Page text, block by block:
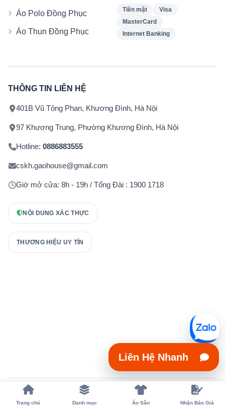
Áo Polo Đồng Phục
Áo Thun Đồng Phục
Tiền mặt
Visa
MasterCard
Internet Banking
THÔNG TIN LIÊN HỆ
401B Vũ Tông Phan, Khương Đình, Hà Nội
97 Khương Trung, Phường Khương Đình, Hà Nội
Hotline: 0886883555
cskh.gaohouse@gmail.com
Giờ mở cửa: 8h - 19h / Tổng Đài : 1900 1718
NỘI DUNG XÁC THỰC
THƯƠNG HIỆU UY TÍN
Copyright 2023 © xuongmayaodongphuc.vn
Trang chủ Danh mục Áo Sẵn Nhận Báo Giá
Liên Hệ Nhanh